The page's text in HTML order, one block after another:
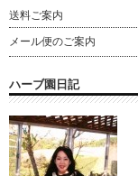
送料ご案内
メール便のご案内
ハーブ園日記